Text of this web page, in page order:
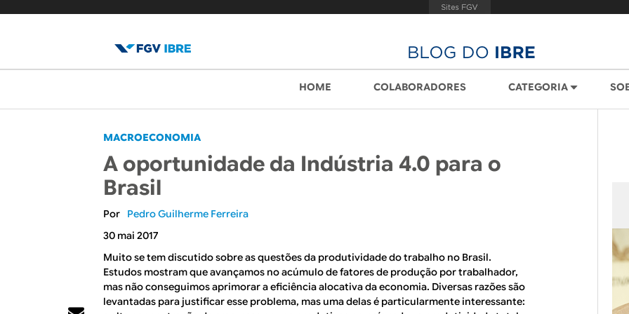
l
o
g
d
o
I
B
u
p
r
i
n
c
i
p
HOME COLABORADORES CATEGORIA
MACROECONOMIA
A oportunidade da Indústria 4.0 para o
Brasil
Pedro Guilherme Ferreira
30 mai 2017
Muito se tem discutido sobre as questões da produtividade do trabalho no Brasil.
Estudos mostram que avançamos no acúmulo de fatores de produção por trabalhador,
mas não conseguimos aprimorar a eficiência alocativa da economia. Diversas razões são
levantadas para justificar esse problema, mas uma delas é particularmente interessante: